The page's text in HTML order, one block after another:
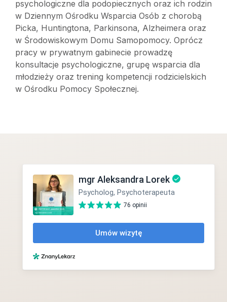
psychologiczne dla podopiecznych oraz ich rodzin
w Dziennym Ośrodku Wsparcia Osób z chorobą
Picka, Huntingtona, Parkinsona, Alzheimera oraz
w Środowiskowym Domu Samopomocy. Oprócz
pracy w prywatnym gabinecie prowadzę
konsultacje psychologiczne, grupę wsparcia dla
młodzieży oraz trening kompetencji rodzicielskich
w Ośrodku Pomocy Społecznej.